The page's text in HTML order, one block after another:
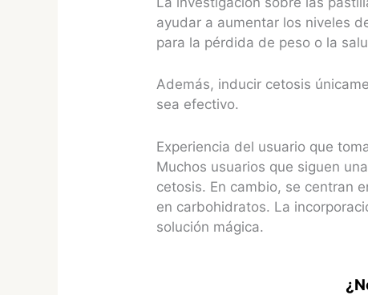
ayudar a aumentar los niveles
para la pérdida de peso o la
Además, inducir cetosis
sea efectivo.
Experiencia del usuario que
Muchos usuarios que siguen
cetosis. En cambio, se centran
en carbohidratos. La
solución mágica.